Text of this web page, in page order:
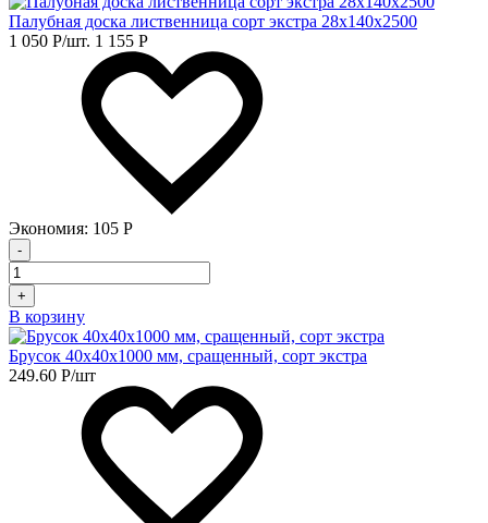
Палубная доска лиственница сорт экстра 28х140х2500
1 050 Р/шт. 1 155 Р
Экономия: 105 Р
-
+
В корзину
Брусок 40х40х1000 мм, сращенный, сорт экстра
249.60 Р/шт